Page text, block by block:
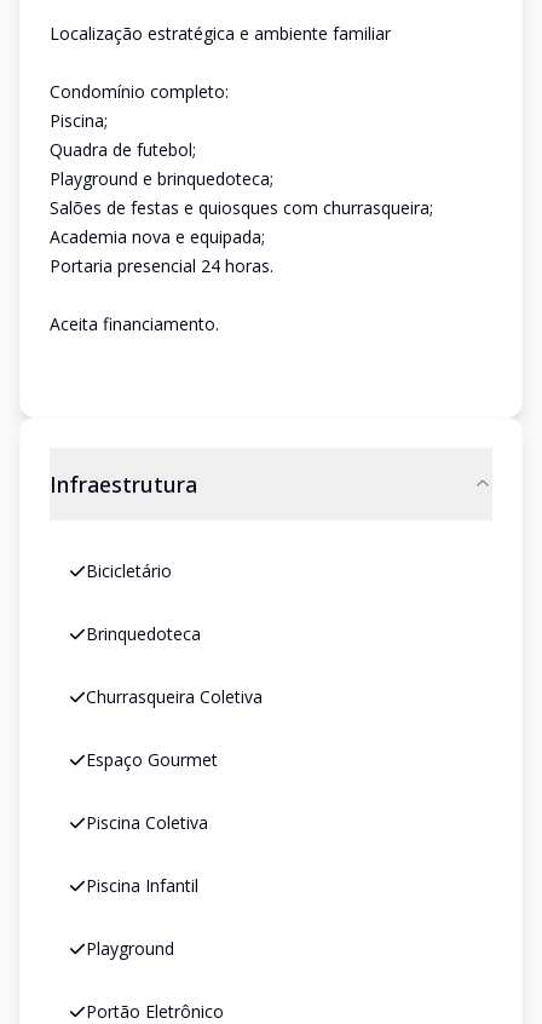
Localização estratégica e ambiente familiar
Condomínio completo:
Piscina;
Quadra de futebol;
Playground e brinquedoteca;
Salões de festas e quiosques com churrasqueira;
Academia nova e equipada;
Portaria presencial 24 horas.
Aceita financiamento.
Infraestrutura
Bicicletário
Brinquedoteca
Churrasqueira Coletiva
Espaço Gourmet
Piscina Coletiva
Piscina Infantil
Playground
Portão Eletrônico